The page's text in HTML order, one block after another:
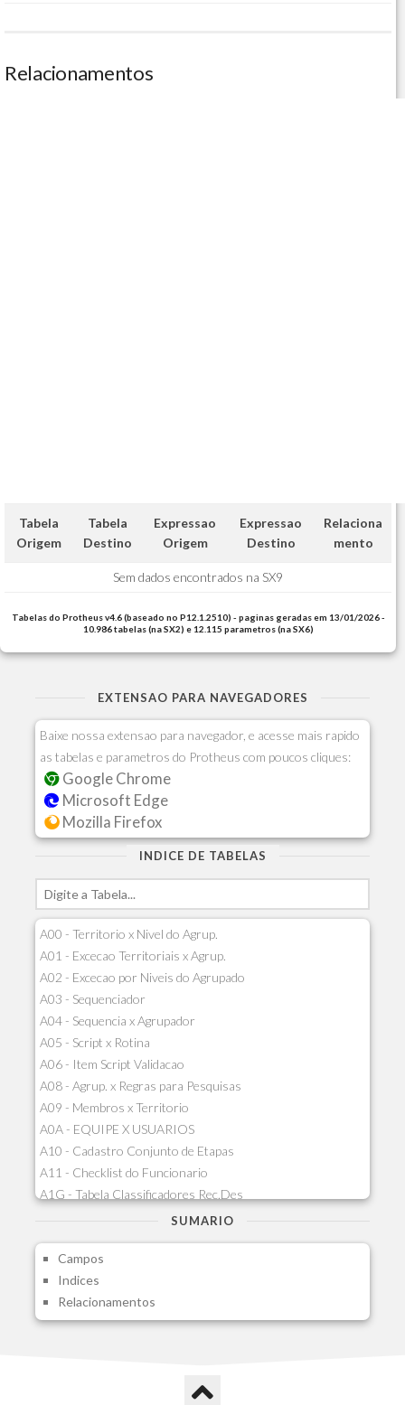
Relacionamentos
Tabela
Origem
Tabela
Destino
Expressao
Origem
Expressao
Destino
Relaciona
mento
Sem dados encontrados na SX9
Tabelas do Protheus v4.6 (baseado no P12.1.2510) - paginas geradas em 13/01/2026 -
10.986 tabelas (na SX2) e 12.115 parametros (na SX6)
EXTENSAO PARA NAVEGADORES
Baixe nossa extensao para navegador, e acesse mais rapido
as tabelas e parametros do Protheus com poucos cliques:
Google Chrome
Microsoft Edge
Mozilla Firefox
INDICE DE TABELAS
A00 - Territorio x Nivel do Agrup.
A01 - Excecao Territoriais x Agrup.
A02 - Excecao por Niveis do Agrupado
A03 - Sequenciador
A04 - Sequencia x Agrupador
A05 - Script x Rotina
A06 - Item Script Validacao
A08 - Agrup. x Regras para Pesquisas
A09 - Membros x Territorio
A0A - EQUIPE X USUARIOS
A10 - Cadastro Conjunto de Etapas
A11 - Checklist do Funcionario
A1G - Tabela Classificadores Rec.Des
A1H - Itens Tabela Classif.Rec.Desp.
A1J - Itens Aglutinadores Visao
A1N - Tipos de Card
A1O - Cards Dashboard
A1P - Tipos de Charts
A1S - Notificacoes do Vendedor
SUMARIO
Campos
Indices
Relacionamentos